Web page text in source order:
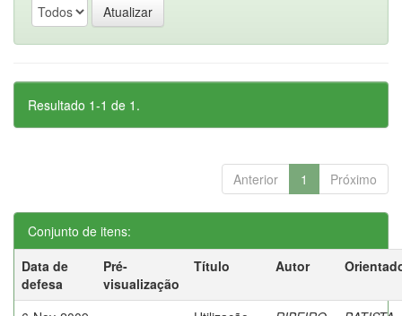
Resultado 1-1 de 1.
Anterior 1 Próximo
Conjunto de itens:
Data de
defesa
Pré-
visualização
Título Autor